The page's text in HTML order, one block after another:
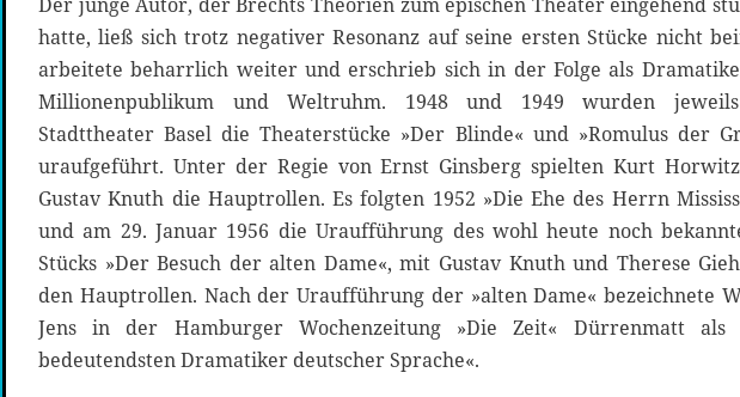
Der junge Autor, der Brechts Theorien zum epischen Theater eingehend
hatte, ließ sich trotz negativer Resonanz auf seine ersten Stücke nicht
arbeitete beharrlich weiter und erschrieb sich in der Folge als
Millionenpublikum und Weltruhm. 1948 und 1949 wurden
Stadttheater Basel die Theaterstücke »Der Blinde« und »Romulus der
uraufgeführt. Unter der Regie von Ernst Ginsberg spielten Kurt
Gustav Knuth die Hauptrollen. Es folgten 1952 »Die Ehe des Herrn
und am 29. Januar 1956 die Uraufführung des wohl heute noch
Stücks »Der Besuch der alten Dame«, mit Gustav Knuth und Therese
den Hauptrollen. Nach der Uraufführung der »alten Dame« bezeichnete
Jens in der Hamburger Wochenzeitung »Die Zeit« Dürrenmatt als
bedeutendsten Dramatiker deutscher Sprache«.